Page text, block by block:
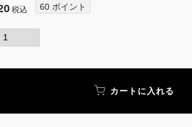
税込 60 ポイント
カートに入れる